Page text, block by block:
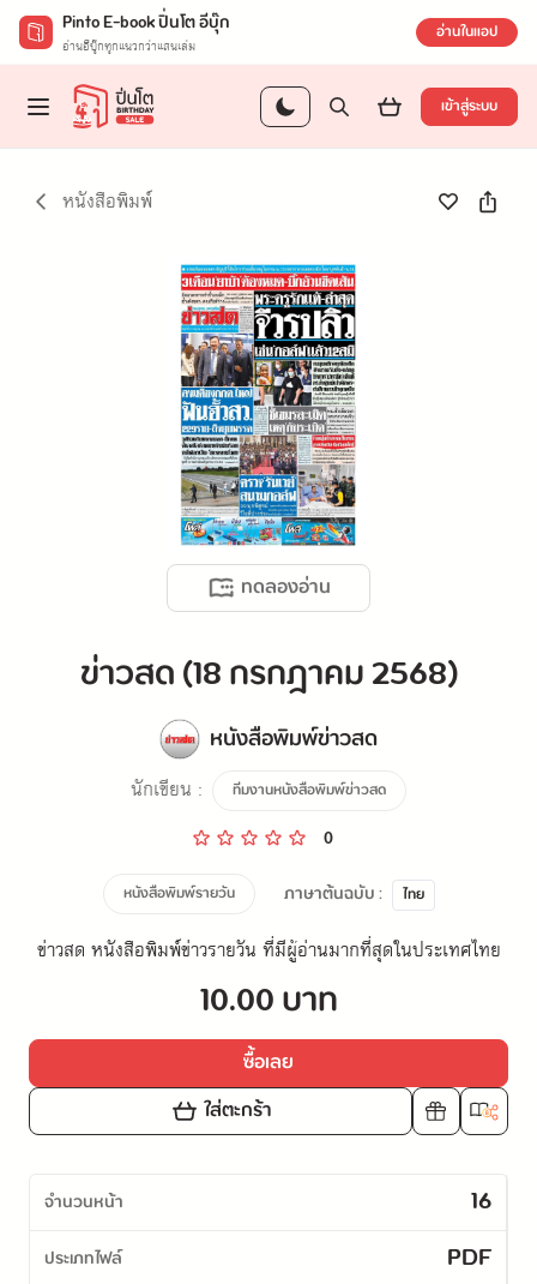
Pinto E-book ปิ่นโต อีบุ๊ก
อ่านอีบุ๊กทุกแนวกว่าแสนเล่ม อ่านในแอป
เข้าสู่ระบบ
หนังสือพิมพ์
ทดลองอ่าน
ข่าวสด (18 กรกฎาคม 2568)
หนังสือพิมพ์ข่าวสด
นักเขียน : ทีมงานหนังสือพิมพ์ข่าวสด
0
หนังสือพิมพ์รายวัน ภาษาต้นฉบับ : ไทย
ข่าวสด หนังสือพิมพ์ข่าวรายวัน ที่มีผู้อ่านมากที่สุดในประเทศไทย
10.00 บาท
ซื้อเลย
ใส่ตะกร้า
จำนวนหน้า 16
ประเภทไฟล์ PDF